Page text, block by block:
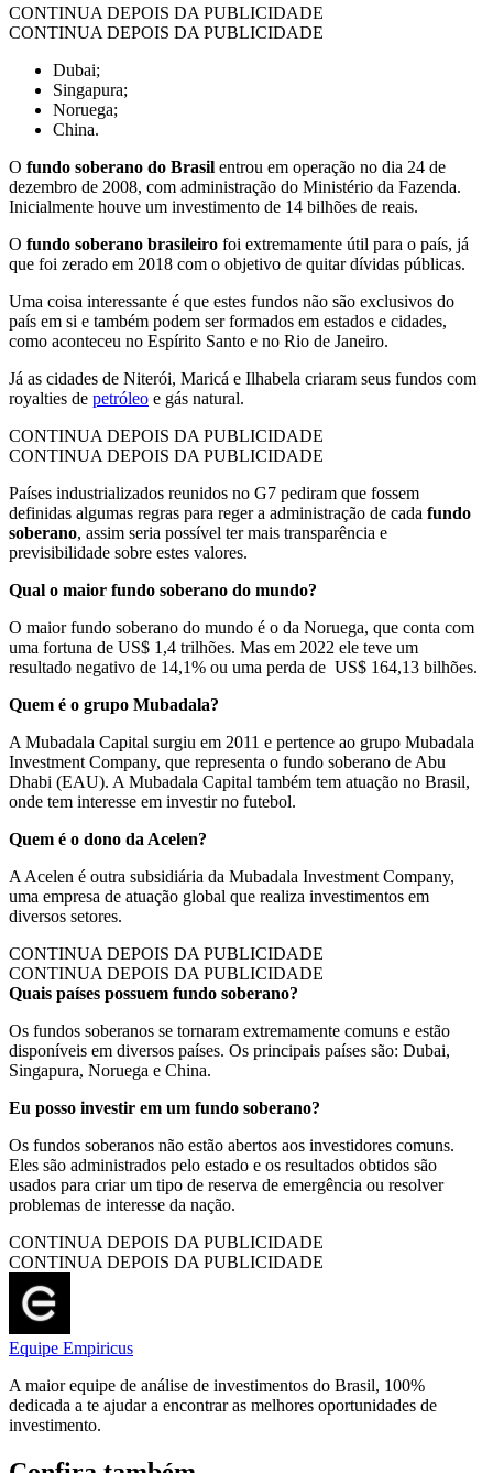
CONTINUA DEPOIS DA PUBLICIDADE
CONTINUA DEPOIS DA PUBLICIDADE
Dubai;
Singapura;
Noruega;
China.
O fundo soberano do Brasil entrou em operação no dia 24 de
dezembro de 2008, com administração do Ministério da Fazenda.
Inicialmente houve um investimento de 14 bilhões de reais.
O fundo soberano brasileiro foi extremamente útil para o país, já
que foi zerado em 2018 com o objetivo de quitar dívidas públicas.
Uma coisa interessante é que estes fundos não são exclusivos do
país em si e também podem ser formados em estados e cidades,
como aconteceu no Espírito Santo e no Rio de Janeiro.
Já as cidades de Niterói, Maricá e Ilhabela criaram seus fundos com
royalties de petróleo e gás natural.
CONTINUA DEPOIS DA PUBLICIDADE
CONTINUA DEPOIS DA PUBLICIDADE
Países industrializados reunidos no G7 pediram que fossem
definidas algumas regras para reger a administração de cada fundo
soberano, assim seria possível ter mais transparência e
previsibilidade sobre estes valores.
Qual o maior fundo soberano do mundo?
O maior fundo soberano do mundo é o da Noruega, que conta com
uma fortuna de US$ 1,4 trilhões. Mas em 2022 ele teve um
resultado negativo de 14,1% ou uma perda de US$ 164,13 bilhões.
Quem é o grupo Mubadala?
A Mubadala Capital surgiu em 2011 e pertence ao grupo Mubadala
Investment Company, que representa o fundo soberano de Abu
Dhabi (EAU). A Mubadala Capital também tem atuação no Brasil,
onde tem interesse em investir no futebol.
Quem é o dono da Acelen?
A Acelen é outra subsidiária da Mubadala Investment Company,
uma empresa de atuação global que realiza investimentos em
diversos setores.
CONTINUA DEPOIS DA PUBLICIDADE
CONTINUA DEPOIS DA PUBLICIDADE
Quais países possuem fundo soberano?
Os fundos soberanos se tornaram extremamente comuns e estão
disponíveis em diversos países. Os principais países são: Dubai,
Singapura, Noruega e China.
Eu posso investir em um fundo soberano?
Os fundos soberanos não estão abertos aos investidores comuns.
Eles são administrados pelo estado e os resultados obtidos são
usados para criar um tipo de reserva de emergência ou resolver
problemas de interesse da nação.
CONTINUA DEPOIS DA PUBLICIDADE
CONTINUA DEPOIS DA PUBLICIDADE
Equipe Empiricus
A maior equipe de análise de investimentos do Brasil, 100%
dedicada a te ajudar a encontrar as melhores oportunidades de
investimento.